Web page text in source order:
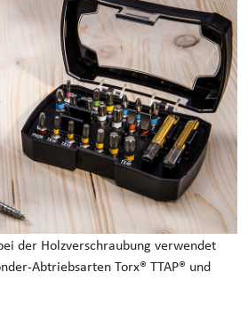
der Holzverschraubung verwendet
Abtriebsarten Torx® TTAP® und